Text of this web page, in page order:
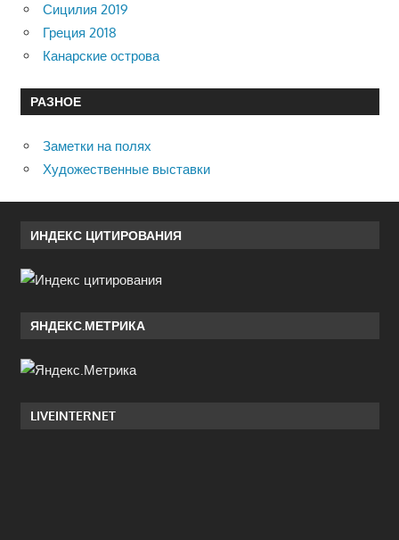
Сицилия 2019
Греция 2018
Канарские острова
РАЗНОЕ
Заметки на полях
Художественные выставки
ИНДЕКС ЦИТИРОВАНИЯ
ЯНДЕКС.МЕТРИКА
LIVEINTERNET